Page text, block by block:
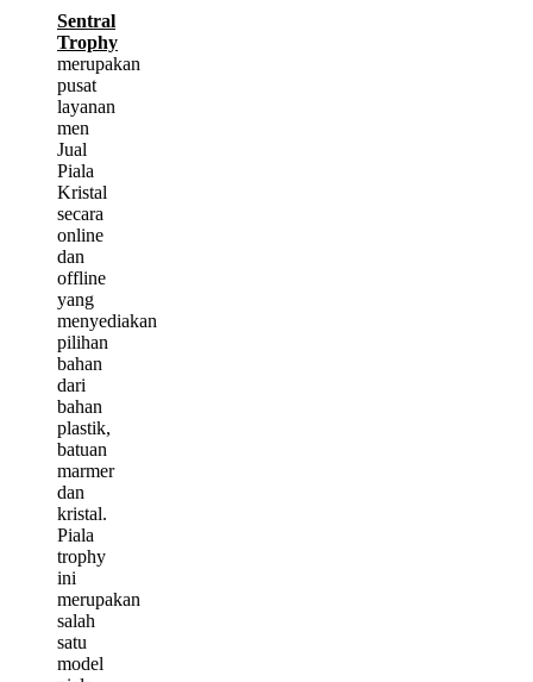
Sentral
Trophy
merupakan
pusat
layanan
men
Jual
Piala
Kristal
secara
online
dan
offline
yang
menyediakan
pilihan
bahan
dari
bahan
plastik,
batuan
marmer
dan
kristal.
Piala
trophy
ini
merupakan
salah
satu
model